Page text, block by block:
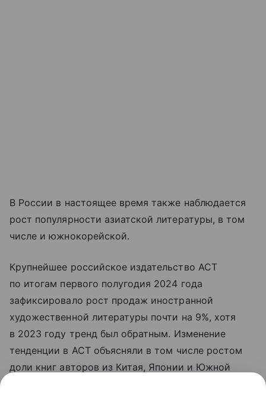
В России в настоящее время также наблюдается
рост популярности азиатской литературы, в том
числе и южнокорейской.
Крупнейшее российское издательство АСТ
по итогам первого полугодия 2024 года
зафиксировало рост продаж иностранной
художественной литературы почти на 9%, хотя
в 2023 году тренд был обратным. Изменение
тенденции в АСТ объясняли в том числе ростом
доли книг авторов из Китая, Японии и Южной